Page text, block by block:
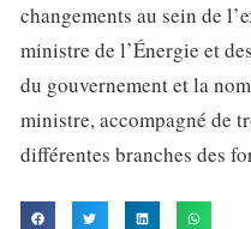
changements au sein de
ministre de l’Énergie et
du gouvernement et la
ministre, accompagné de
différentes branches des